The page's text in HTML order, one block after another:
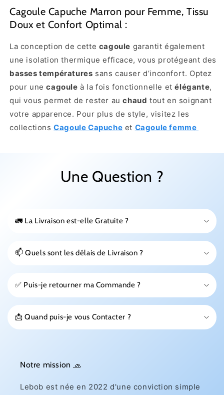
Cagoule Capuche Marron pour Femme, Tissu
Doux et Confort Optimal :
La conception de cette cagoule garantit également
une isolation thermique efficace, vous protégeant des
basses températures sans causer d’inconfort. Optez
pour unecagoule à la fois fonctionnelle etélégante,
qui vous permet de rester auchaud tout en soignant
votre apparence. Pour plus de style, visitez les
collectionsCagoule Capuche et Cagoule femme
Une Question ?
🚛 La Livraison est-elle Gratuite ?
📫 Quels sont les délais de Livraison ?
✅ Puis-je retourner ma Commande ?
📩 Quand puis-je vous Contacter ?
Notre mission 🧢
Lebob est née en 2022 d'une conviction simple